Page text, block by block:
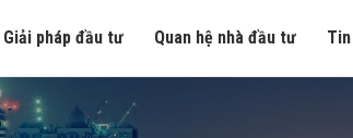
Giải pháp đầu tư Quan hệ nhà đầu tư